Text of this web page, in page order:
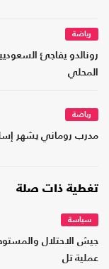
رياضة
رونالدو يفاجئ
المحلي
رياضة
مدرب روماني يشهر
تغطية ذات صلة
سياسة
جيش الاحتلال
عملية تل